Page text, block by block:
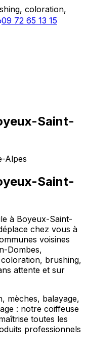
coloration,
09 72 65 13 15
Saint-
Alpes
Saint-
à Boyeux-Saint-
chez vous à
voisines
Dombes,
brushing,
attente et sur
mèches, balayage,
: notre coiffeuse
toutes les
professionnels